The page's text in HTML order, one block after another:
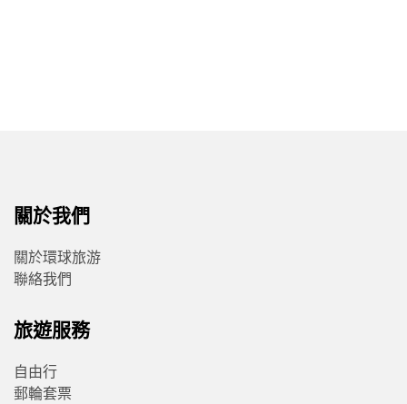
關於我們
關於環球旅游
聯絡我們
旅遊服務
自由行
郵輪套票